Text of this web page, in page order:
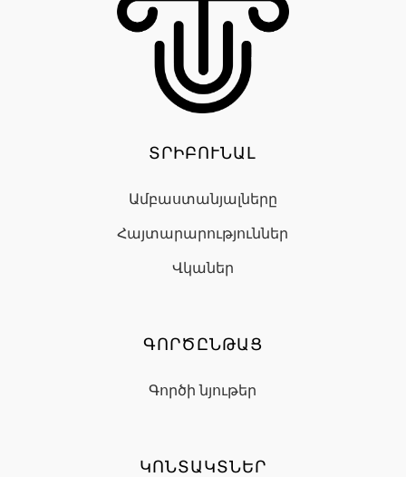
ՏՐԻԲՈՒՆԱԼ
Ամբաստանյալները
Հայտարարություններ
Վկաներ
ԳՈՐԾԸՆԹԱՑ
Գործի նյութեր
ԿՈՆՏԱԿՏՆԵՐ